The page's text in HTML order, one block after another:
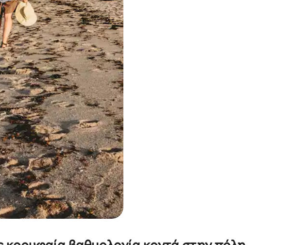
πάνω και κάτω βέλους, να την εξερευνήσετε με την αφή ή να τη σύρετε με τα δάχτυλα.